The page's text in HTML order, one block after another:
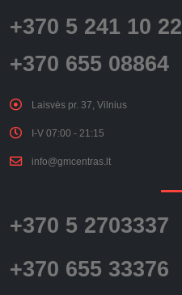
+370 5 241 10 22
+370 655 08864
Laisvės pr. 37, Vilnius
I-V 07:00 - 21:15
info@gmcentras.lt
+370 5 2703337
+370 655 33376